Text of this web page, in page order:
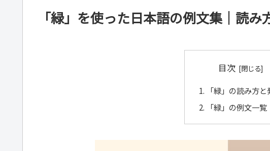
「緑」を使った日本語の例文集｜読み
目次
「緑」の読み方
「緑」の例文一覧